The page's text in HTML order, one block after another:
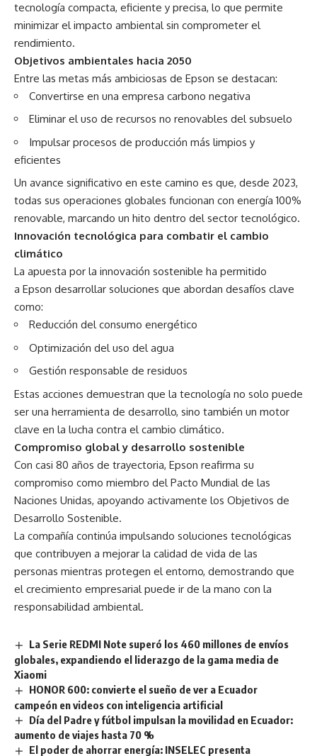
tecnología compacta, eficiente y precisa, lo que permite
minimizar el impacto ambiental sin comprometer el
rendimiento.
Objetivos ambientales hacia 2050
Entre las metas más ambiciosas de Epson se destacan:
Convertirse en una empresa carbono negativa
Eliminar el uso de recursos no renovables del subsuelo
Impulsar procesos de producción más limpios y
eficientes
Un avance significativo en este camino es que, desde 2023,
todas sus operaciones globales funcionan con energía 100%
renovable, marcando un hito dentro del sector tecnológico.
Innovación tecnológica para combatir el cambio
climático
La apuesta por la innovación sostenible ha permitido
a Epson desarrollar soluciones que abordan desafíos clave
como:
Reducción del consumo energético
Optimización del uso del agua
Gestión responsable de residuos
Estas acciones demuestran que la tecnología no solo puede
ser una herramienta de desarrollo, sino también un motor
clave en la lucha contra el cambio climático.
Compromiso global y desarrollo sostenible
Con casi 80 años de trayectoria, Epson reafirma su
compromiso como miembro del Pacto Mundial de las
Naciones Unidas, apoyando activamente los Objetivos de
Desarrollo Sostenible.
La compañía continúa impulsando soluciones tecnológicas
que contribuyen a mejorar la calidad de vida de las
personas mientras protegen el entorno, demostrando que
el crecimiento empresarial puede ir de la mano con la
responsabilidad ambiental.
La Serie REDMI Note superó los 460 millones de envíos
globales, expandiendo el liderazgo de la gama media de
Xiaomi
HONOR 600: convierte el sueño de ver a Ecuador
campeón en videos con inteligencia artificial
Día del Padre y fútbol impulsan la movilidad en Ecuador:
aumento de viajes hasta 70 %
El poder de ahorrar energía: INSELEC presenta